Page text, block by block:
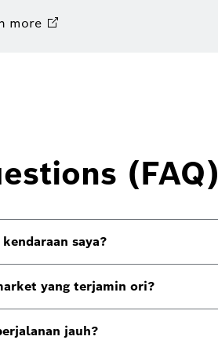
more
(FAQ)
saya?
yang terjamin ori?
jauh?